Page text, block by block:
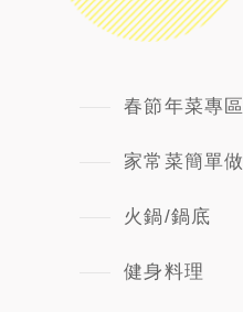
春節年菜專區
家常菜簡單做
火鍋/鍋底
健身料理